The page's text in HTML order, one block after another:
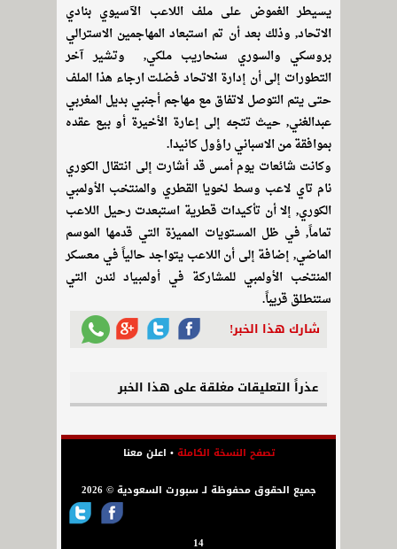
يسيطر الغموض على ملف اللاعب الآسيوي بنادي
الاتحاد, وذلك بعد أن تم استبعاد المهاجمين الاسترالي
بروسكي والسوري سنحاريب ملكي, وتشير آخر
التطورات إلى أن إدارة الاتحاد فضلت ارجاء هذا الملف
حتى يتم التوصل لاتفاق مع مهاجم أجنبي بديل المغربي
عبدالغني, حيث تتجه إلى إعارة الأخيرة أو بيع عقده
بموافقة من الاسباني راؤول كانيدا.
وكانت شائعات يوم أمس قد أشارت إلى انتقال الكوري
نام تاي لاعب وسط لخويا القطري والمنتخب الأولمبي
الكوري, إلا أن تأكيدات قطرية استبعدت رحيل اللاعب
تماماً, في ظل المستويات المميزة التي قدمها الموسم
الماضي, إضافة إلى أن اللاعب يتواجد حالياً في معسكر
المنتخب الأولمبي للمشاركة في أولمبياد لندن التي
ستنطلق قريباً.
شارك هذا الخبر!
عذراً التعليقات مغلقة على هذا الخبر
تصفح النسخة الكاملة• اعلن معنا
جميع الحقوق محفوظة لـ سبورت السعودية © 2026
14